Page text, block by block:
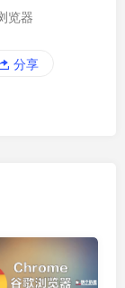
览器
分享